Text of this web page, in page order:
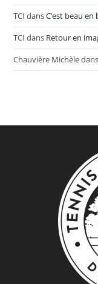
TCI dansC’est beau en
TCI dans Retour en
Chauvière Michèledans